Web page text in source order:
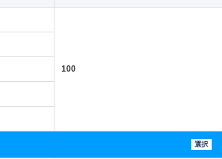
100
選択